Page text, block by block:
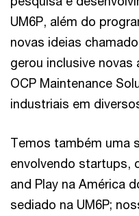
UM6P, além do
novas ideias
gerou inclusive
OCP Maintenance
industriais em
Temos também uma
envolvendo startups,
and Play na América
sediado na UM6P;